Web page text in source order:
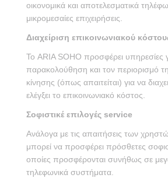
οικονομικά και αποτελεσματικά
μικρομεσαίες επιχειρήσεις.
Διαχείριση επικοινωνιακού
Το ARIA SOHO προσφέρει υπηρεσίες
παρακολούθηση και τον περιορισμό
κίνησης (όπως απαιτείται) για να
ελέγξει το επικοινωνιακό κόστος.
Σοφιστικέ επιλογές service
Aνάλογα με τις απαιτήσεις των
μπορεί να προσφέρει πρόσθετες
οποίες προσφέρονται συνήθως σε
τηλεφωνικά συστήματα.